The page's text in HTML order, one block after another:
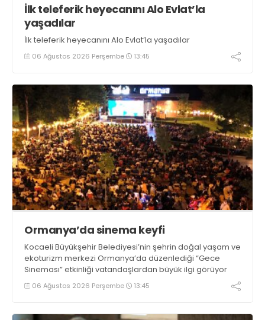
İlk teleferik heyecanını Alo Evlat’la
yaşadılar
İlk teleferik heyecanını Alo Evlat’la yaşadılar
06 Ağustos 2026 Perşembe 13:45
Ormanya’da sinema keyfi
Kocaeli Büyükşehir Belediyesi’nin şehrin doğal yaşam ve
ekoturizm merkezi Ormanya’da düzenlediği “Gece
Sineması” etkinliği vatandaşlardan büyük ilgi görüyor
06 Ağustos 2026 Perşembe 13:45